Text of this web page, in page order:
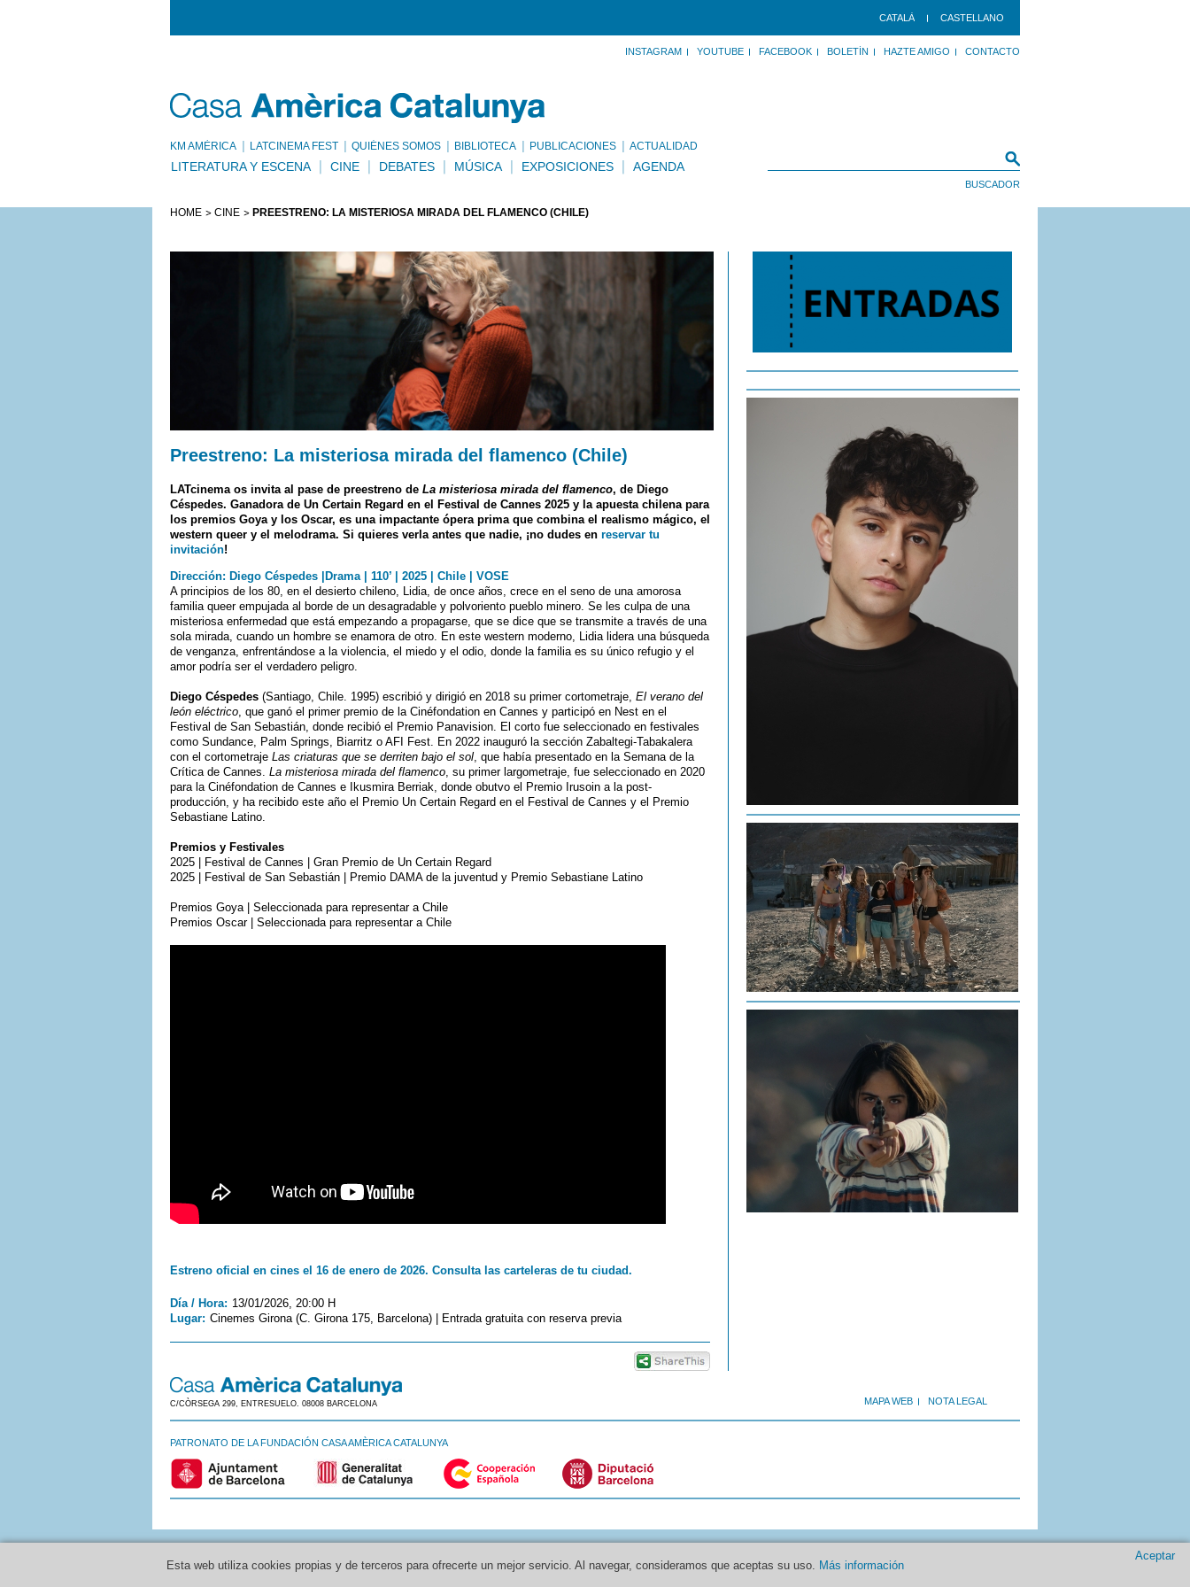
Esta web utiliza cookies propias y de terceros para ofrecerte un mejor servicio. Al navegar, consideramos que aceptas su uso. Más información
Aceptar
CATALÀ CASTELLANO
INSTAGRAM YOUTUBE FACEBOOK BOLETÍN HAZTE AMIGO CONTACTO
KM AMÈRICA LATCINEMA FEST QUIÉNES SOMOS BIBLIOTECA PUBLICACIONES ACTUALIDAD
LITERATURA Y ESCENA CINE DEBATES MÚSICA EXPOSICIONES AGENDA
HOME CINE PREESTRENO: LA MISTERIOSA MIRADA DEL FLAMENCO (CHILE)
Preestreno: La misteriosa mirada del flamenco (Chile)
LATcinema os invita al pase de preestreno de La misteriosa mirada del flamenco, de Diego
Céspedes. Ganadora de Un Certain Regard en el Festival de Cannes 2025 y la apuesta chilena para
los premios Goya y los Oscar, es una impactante ópera prima que combina el realismo mágico, el
western queer y el melodrama. Si quieres verla antes que nadie, ¡no dudes en reservar tu
invitación!
Dirección: Diego Céspedes |Drama | 110’ | 2025 | Chile | VOSE
A principios de los 80, en el desierto chileno, Lidia, de once años, crece en el seno de una amorosa
familia queer empujada al borde de un desagradable y polvoriento pueblo minero. Se les culpa de una
misteriosa enfermedad que está empezando a propagarse, que se dice que se transmite a través de una
sola mirada, cuando un hombre se enamora de otro. En este western moderno, Lidia lidera una búsqueda
de venganza, enfrentándose a la violencia, el miedo y el odio, donde la familia es su único refugio y el
amor podría ser el verdadero peligro.
Diego Céspedes (Santiago, Chile. 1995) escribió y dirigió en 2018 su primer cortometraje, El verano del
león eléctrico, que ganó el primer premio de la Cinéfondation en Cannes y participó en Nest en el
Festival de San Sebastián, donde recibió el Premio Panavision. El corto fue seleccionado en festivales
como Sundance, Palm Springs, Biarritz o AFI Fest. En 2022 inauguró la sección Zabaltegi-Tabakalera
con el cortometraje Las criaturas que se derriten bajo el sol, que había presentado en la Semana de la
Crítica de Cannes. La misteriosa mirada del flamenco, su primer largometraje, fue seleccionado en 2020
para la Cinéfondation de Cannes e Ikusmira Berriak, donde obutvo el Premio Irusoin a la post-
producción, y ha recibido este año el Premio Un Certain Regard en el Festival de Cannes y el Premio
Sebastiane Latino.
Premios y Festivales
2025 | Festival de Cannes | Gran Premio de Un Certain Regard
2025 | Festival de San Sebastián | Premio DAMA de la juventud y Premio Sebastiane Latino
Premios Goya | Seleccionada para representar a Chile
Premios Oscar | Seleccionada para representar a Chile
Estreno oficial en cines el 16 de enero de 2026. Consulta las carteleras de tu ciudad.
Día / Hora: 13/01/2026, 20:00 H
Lugar: Cinemes Girona (C. Girona 175, Barcelona) | Entrada gratuita con reserva previa
MAPA WEB NOTA LEGAL
C/CÒRSEGA 299, ENTRESUELO. 08008 BARCELONA
PATRONATO DE LA FUNDACIÓN CASA AMÈRICA CATALUNYA